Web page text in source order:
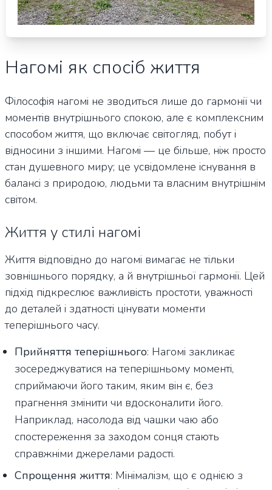
Нагомі як спосіб життя
Філософія нагомі не зводиться лише до гармонії чи
моментів внутрішнього спокою, але є комплексним
способом життя, що включає світогляд, побут і
відносини з іншими. Нагомі — це більше, ніж просто
стан душевного миру; це усвідомлене існування в
балансі з природою, людьми та власним внутрішнім
світом.
Життя у стилі нагомі
Життя відповідно до нагомі вимагає не тільки
зовнішнього порядку, а й внутрішньої гармонії. Цей
підхід підкреслює важливість простоти, уважності
до деталей і здатності цінувати моменти
теперішнього часу.
Прийняття теперішнього: Нагомі закликає
зосереджуватися на теперішньому моменті,
сприймаючи його таким, яким він є, без
прагнення змінити чи вдосконалити його.
Наприклад, насолода від чашки чаю або
спостереження за заходом сонця стають
справжніми джерелами радості.
Спрощення життя: Мінімалізм, що є однією з